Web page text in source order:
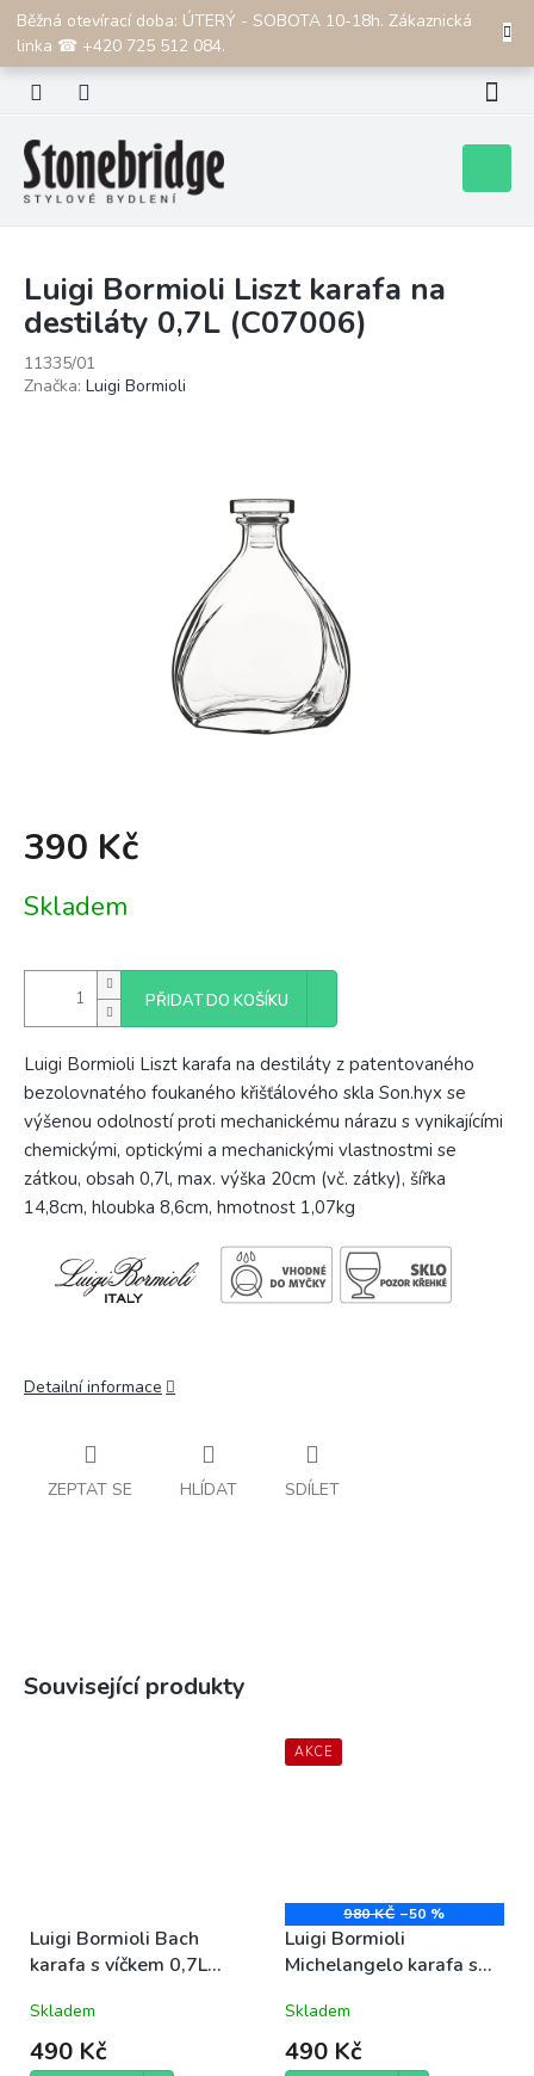
Přejít
obsah
Běžná otevírací doba: ÚTERÝ - SOBOTA 10-18h. Zákaznická
linka ☎ +420 725 512 084.
CZK
košík
Luigi Bormioli Liszt karafa na
destiláty 0,7L (C07006)
11335/01
Značka: Luigi Bormioli
390 Kč
cena:
Skladem
PŘIDAT DO KOŠÍKU
Luigi Bormioli Liszt karafa na destiláty z patentovaného
bezolovnatého foukaného křišťálového skla Son.hyx se
výšenou odolností proti mechanickému nárazu s vynikajícími
chemickými, optickými a mechanickými vlastnostmi se
zátkou, obsah 0,7l, max. výška 20cm (vč. zátky), šířka
14,8cm, hloubka 8,6cm, hmotnost 1,07kg
Detailní informace
ZEPTAT SE HLÍDAT SDÍLET
Související produkty
Luigi Bormioli Bach
karafa s víčkem 0,7L
Skladem
490 Kč
AKCE
980 KČ –50 %
Luigi Bormioli
Michelangelo karafa s
Skladem
490 Kč